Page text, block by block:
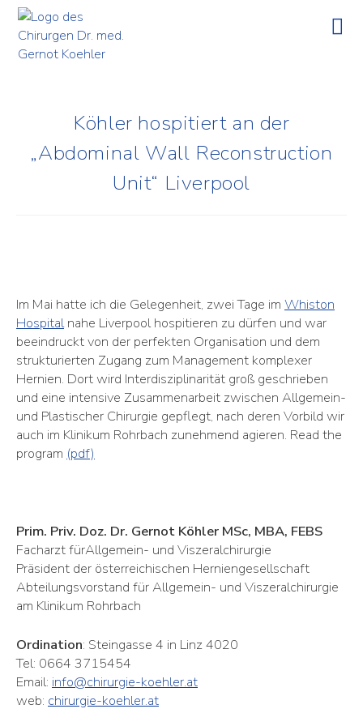
Köhler hospitiert an der
„Abdominal Wall Reconstruction
Unit“ Liverpool
Im Mai hatte ich die Gelegenheit, zwei Tage im Whiston
Hospitalnahe Liverpool hospitieren zu dürfen und war
beeindruckt von der perfekten Organisation und dem
strukturierten Zugang zum Management komplexer
Hernien. Dort wird Interdisziplinarität groß geschrieben
und eine intensive Zusammenarbeit zwischen Allgemein-
und Plastischer Chirurgie gepflegt, nach deren Vorbild wir
auch im Klinikum Rohrbach zunehmend agieren. Read the
program (pdf)
Prim. Priv. Doz. Dr. Gernot Köhler MSc, MBA, FEBS
Facharzt fürAllgemein- und Viszeralchirurgie
Präsident der österreichischen Herniengesellschaft
Abteilungsvorstand für Allgemein- und Viszeralchirurgie
am Klinikum Rohrbach
Ordination: Steingasse 4 in Linz 4020
Tel: 0664 3715454
Email: info@chirurgie-koehler.at
web: chirurgie-koehler.at